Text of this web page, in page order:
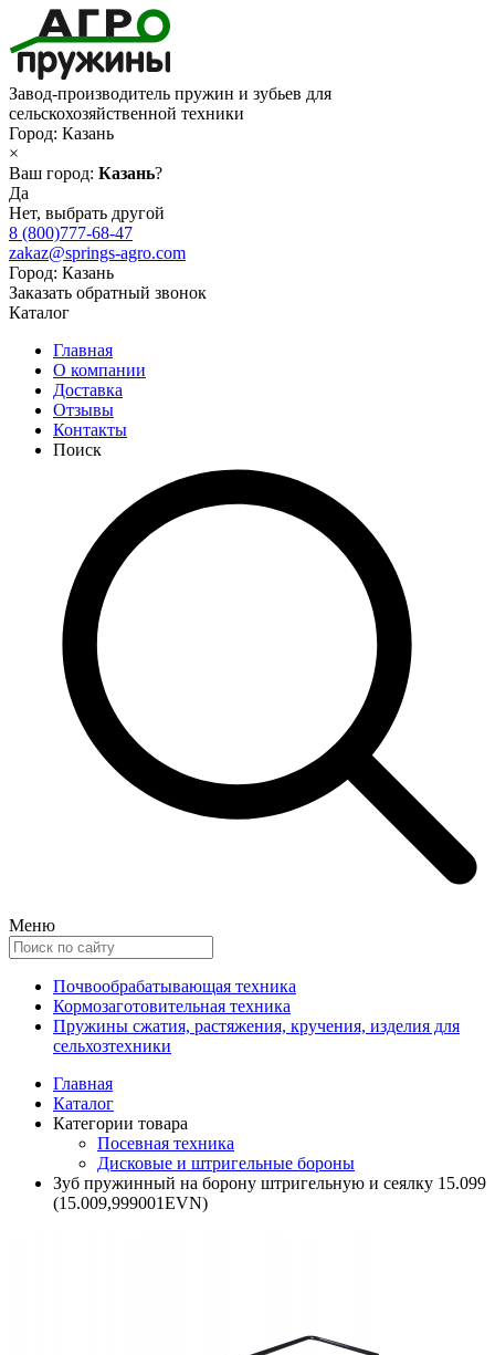
Завод-производитель пружин и зубьев для
сельскохозяйственной техники
Город: Казань
×
Ваш город: Казань?
Да
Нет, выбрать другой
8 (800)777-68-47
zakaz@springs-agro.com
Город: Казань
Заказать обратный звонок
Каталог
Главная
О компании
Доставка
Отзывы
Контакты
Поиск
Меню
Почвообрабатывающая техника
Кормозаготовительная техника
Пружины сжатия, растяжения, кручения, изделия для
сельхозтехники
Главная
Каталог
Категории товара
Посевная техника
Дисковые и штригельные бороны
Зуб пружинный на борону штригельную и сеялку 15.099
(15.009,999001EVN)